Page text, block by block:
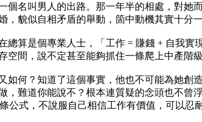
個名叫男人的出路。那一年半的相處，對她
貌似自相矛盾的舉動，箇中動機其實十分
總算是個專業人士，「工作 = 賺錢 + 自我
空間，說不定甚至能夠抓住一條爬上中產
如何？知道了這個事實，他也不可能為她
，難道你能說不？根本連質疑的念頭也不
公式，不說服自己相信工作有價值，可以忍